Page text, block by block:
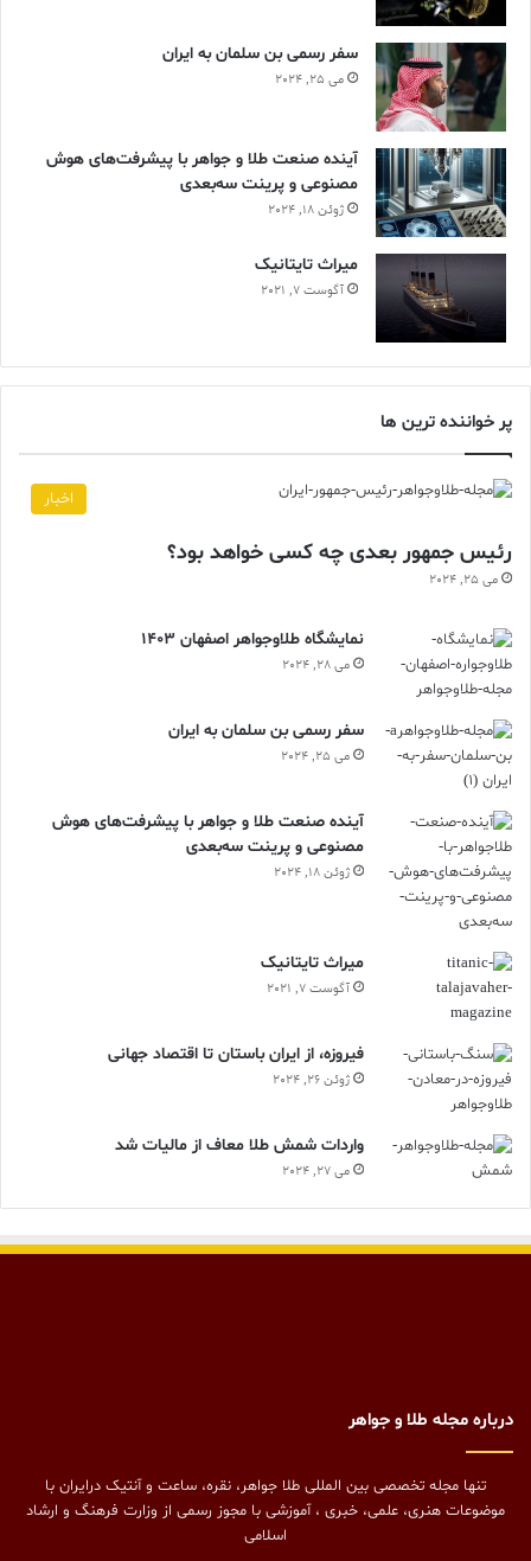
سفر رسمی بن سلمان به ایران
می 25, 2024
آینده صنعت طلا و جواهر با پیشرفت‌های هوش
مصنوعی و پرینت سه‌بعدی
ژوئن 18, 2024
ميراث تايتانيک
آگوست 7, 2021
پر خواننده ترین ها
اخبار
رئیس جمهور بعدی چه کسی خواهد بود؟
می 25, 2024
نمایشگاه طلاوجواهر اصفهان 1403
می 28, 2024
سفر رسمی بن سلمان به ایران
می 25, 2024
آینده صنعت طلا و جواهر با پیشرفت‌های هوش
مصنوعی و پرینت سه‌بعدی
ژوئن 18, 2024
ميراث تايتانيک
آگوست 7, 2021
فیروزه، از ایران باستان تا اقتصاد جهانی
ژوئن 26, 2024
واردات شمش طلا معاف از مالیات شد
می 27, 2024
درباره مجله طلا و جواهر
تنها مجله تخصصی بین المللی طلا جواهر، نقره، ساعت و آنتیک درایران با
موضوعات هنری، علمی، خبری ، آموزشی با مجوز رسمی از وزارت فرهنگ و ارشاد
اسلامی